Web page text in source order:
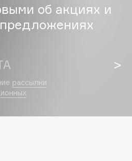
об акциях и
рассылки